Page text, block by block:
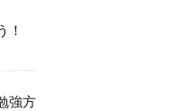
！
強方